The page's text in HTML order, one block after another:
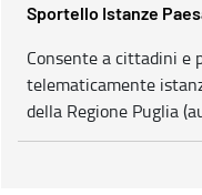
Sportello Istanze
Consente a cittadini e
telematicamente
della Regione Puglia